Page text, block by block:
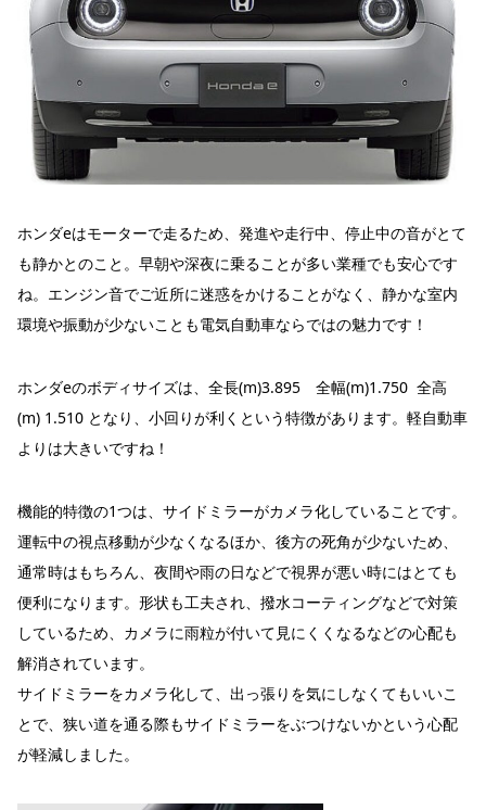
ホンダeはモーターで走るため、発進や走行中、停止中の音がとて
も静かとのこと。早朝や深夜に乗ることが多い業種でも安心です
ね。エンジン音でご近所に迷惑をかけることがなく、静かな室内
環境や振動が少ないことも電気自動車ならではの魅力です！
ホンダeのボディサイズは、全長(m)3.895 全幅(m)1.750 全高
(m) 1.510 となり、小回りが利くという特徴があります。軽自動車
よりは大きいですね！
機能的特徴の1つは、サイドミラーがカメラ化していることです。
運転中の視点移動が少なくなるほか、後方の死角が少ないため、
通常時はもちろん、夜間や雨の日などで視界が悪い時にはとても
便利になります。形状も工夫され、撥水コーティングなどで対策
しているため、カメラに雨粒が付いて見にくくなるなどの心配も
解消されています。
サイドミラーをカメラ化して、出っ張りを気にしなくてもいいこ
とで、狭い道を通る際もサイドミラーをぶつけないかという心配
が軽減しました。